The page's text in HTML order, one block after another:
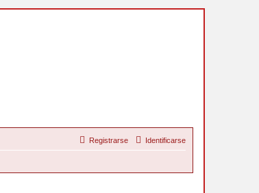
Identificarse
Registrarse